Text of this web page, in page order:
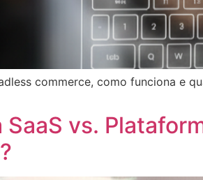
commerce, como funciona e
SaaS vs.